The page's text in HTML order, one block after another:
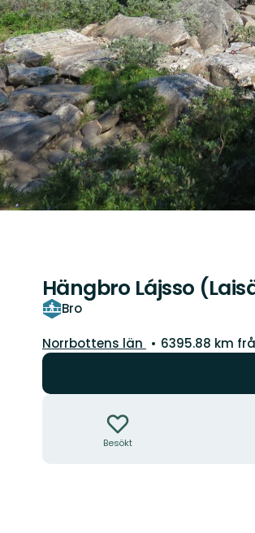
Hängbro Lájsso
Bro
Län:
Norrbottens län
6395.88 km
Besökt